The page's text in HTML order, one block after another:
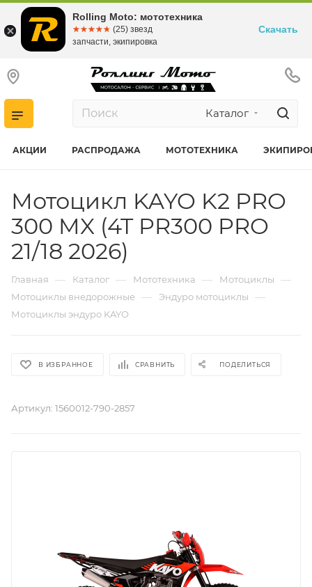
Каталог
АКЦИИ РАСПРОДАЖА МОТОТЕХНИКА
Мотоцикл KAYO K2 PRO
300 MX (4T PR300 PRO
21/18 2026)
Главная — Каталог — Мототехника — Мотоциклы —
Мотоциклы внедорожные — Эндуро мотоциклы —
Мотоциклы эндуро KAYO
В ИЗБРАННОЕ СРАВНИТЬ ПОДЕЛИТЬСЯ
Артикул: 1560012-790-2857
Rolling Moto: мототехника
☆☆☆☆☆
★★★★★ (25) звезд
запчасти, экипировка
Скачать